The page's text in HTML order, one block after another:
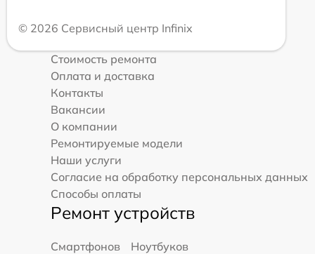
© 2026 Сервисный центр Infinix
Стоимость ремонта
Оплата и доставка
Контакты
Вакансии
О компании
Ремонтируемые модели
Наши услуги
Согласие на обработку персональных данных
Способы оплаты
Ремонт устройств
Смартфонов
Ноутбуков